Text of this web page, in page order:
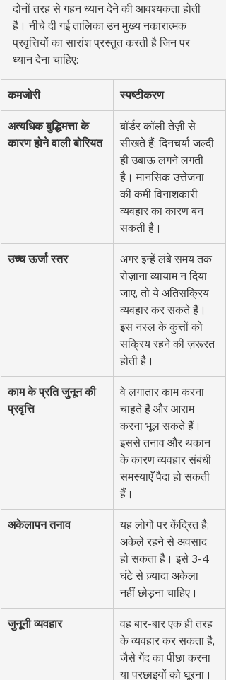
दोनों तरह से गहन ध्यान देने की आवश्यकता होती
है। नीचे दी गई तालिका उन मुख्य नकारात्मक
प्रवृत्तियों का सारांश प्रस्तुत करती है जिन पर
ध्यान देना चाहिए:
कमजोरी स्पष्टीकरण
अत्यधिक बुद्धिमत्ता के
कारण होने वाली बोरियत
बॉर्डर कॉली तेज़ी से
सीखते हैं; दिनचर्या जल्दी
ही उबाऊ लगने लगती
है। मानसिक उत्तेजना
की कमी विनाशकारी
व्यवहार का कारण बन
सकती है।
उच्च ऊर्जा स्तर
अगर इन्हें लंबे समय तक
रोज़ाना व्यायाम न दिया
जाए, तो ये अतिसक्रिय
व्यवहार कर सकते हैं।
इस नस्ल के कुत्तों को
सक्रिय रहने की ज़रूरत
होती है।
काम के प्रति जुनून की
प्रवृत्ति
वे लगातार काम करना
चाहते हैं और आराम
करना भूल सकते हैं।
इससे तनाव और थकान
के कारण व्यवहार संबंधी
समस्याएँ पैदा हो सकती
हैं।
अकेलापन तनाव
यह लोगों पर केंद्रित है;
अकेले रहने से अवसाद
हो सकता है। इसे 3-4
घंटे से ज़्यादा अकेला
नहीं छोड़ना चाहिए।
जुनूनी व्यवहार
वह बार-बार एक ही तरह
के व्यवहार कर सकता है,
जैसे गेंद का पीछा करना
या परछाइयों को घूरना।